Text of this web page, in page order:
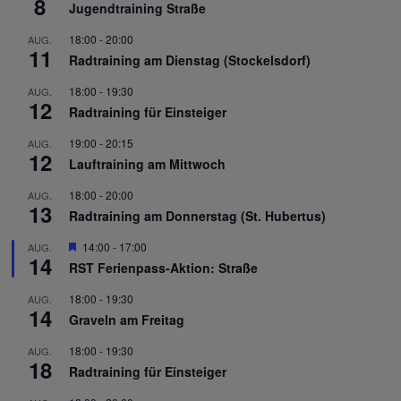
8 Jugendtraining Straße
AUG.
11
18:00 -20:00
Radtraining am Dienstag (Stockelsdorf)
AUG.
12
18:00 - 19:30
Radtraining für Einsteiger
AUG.
12
19:00 -20:15
Lauftraining am Mittwoch
AUG.
13
18:00 -20:00
Radtraining am Donnerstag (St. Hubertus)
AUG.
14
Hervorgehoben
14:00 - 17:00
RST Ferienpass-Aktion: Straße
AUG.
14
18:00 - 19:30
Graveln am Freitag
AUG.
18
18:00 - 19:30
Radtraining für Einsteiger